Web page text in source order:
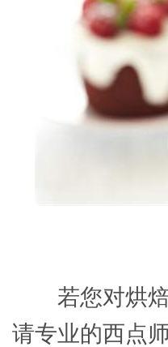
若您对烘焙
请专业的西点